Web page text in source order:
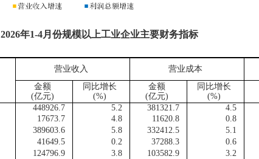
2026年1-4月份规模以上工业企业主要财务指标
营业收入 营业成本
金额
(亿元)
同比增长
(%)
金额
(亿元)
同比增长
(%)
448926.7 5.2 381321.7 4.5
17673.7 4.8 11620.8 0.8
389603.6 5.8 332412.5 5.1
41649.5 0.2 37288.3 0.6
124796.9 3.8 103582.9 3.2